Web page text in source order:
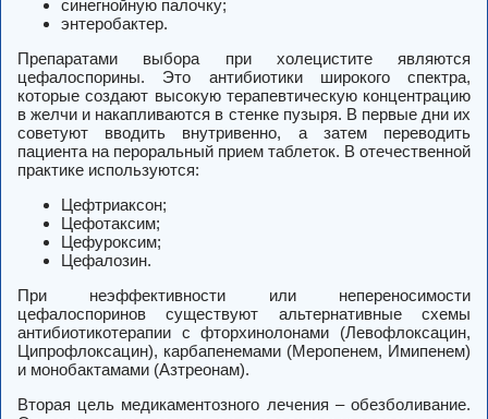
синегнойную палочку;
энтеробактер.
Препаратами выбора при холецистите являются
цефалоспорины. Это антибиотики широкого спектра,
которые создают высокую терапевтическую концентрацию
в желчи и накапливаются в стенке пузыря. В первые дни их
советуют вводить внутривенно, а затем переводить
пациента на пероральный прием таблеток. В отечественной
практике используются:
Цефтриаксон;
Цефотаксим;
Цефуроксим;
Цефалозин.
При неэффективности или непереносимости
цефалоспоринов существуют альтернативные схемы
антибиотикотерапии с фторхинолонами (Левофлоксацин,
Ципрофлоксацин), карбапенемами (Меропенем, Имипенем)
и монобактамами (Азтреонам).
Вторая цель медикаментозного лечения – обезболивание.